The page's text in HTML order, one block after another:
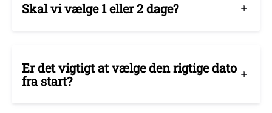
Skal vi vælge 1 eller 2 dage?
Er det vigtigt at vælge den rigtige dato
fra start?